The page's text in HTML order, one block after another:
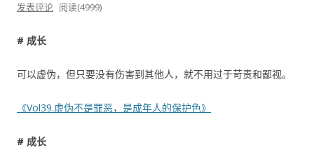
发表评论 阅读(4999)
# 成长
可以虚伪，但只要没有伤害到其他人，就不用过于苛责和鄙视。
《Vol39.虚伪不是罪恶，是成年人的保护色》
# 成长